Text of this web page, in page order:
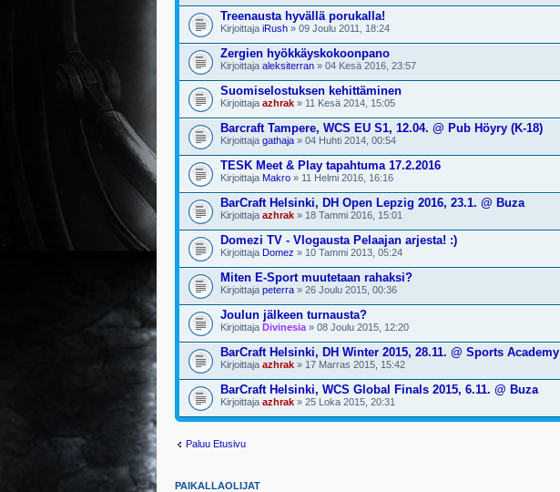
Treenausta hyvällä porukalla!
Kirjoittaja iRush » 09 Joulu 2011, 18:24
Zergien hyökkäyskokoonpano
Kirjoittaja aleksiterran » 04 Kesä 2016, 23:57
Suomiselostuksen kehittäminen
Kirjoittaja azhrak » 11 Kesä 2014, 15:05
Barcraft Tampere, WCS EU S1, 12.04. @ Pub Höyry (K-18)
Kirjoittaja gathaja » 04 Huhti 2014, 00:54
TESK Meet & Play tapahtuma 17.2.2016
Kirjoittaja Makro » 11 Helmi 2016, 16:16
BarCraft Helsinki, DH Open Lepzig 2016, 23.1. @ Buza
Kirjoittaja azhrak » 18 Tammi 2016, 15:01
Domezi TV - Vlogausta Pelaajan arjesta! :)
Kirjoittaja Domez » 10 Tammi 2013, 05:24
Miten E-Sport muutetaan rahaksi?
Kirjoittaja peterra » 26 Joulu 2015, 00:36
Joulun jälkeen turnausta?
Kirjoittaja Divinesia » 08 Joulu 2015, 12:20
BarCraft Helsinki, DH Winter 2015, 28.11. @ Sports Academy
Kirjoittaja azhrak » 17 Marras 2015, 15:42
BarCraft Helsinki, WCS Global Finals 2015, 6.11. @ Buza
Kirjoittaja azhrak » 25 Loka 2015, 20:31
Paluu Etusivu
PAIKALLAOLIJAT